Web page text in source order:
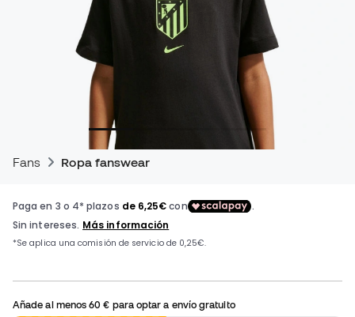
Fans Ropa fanswear
Añade al menos60 € para optar a envío gratuito